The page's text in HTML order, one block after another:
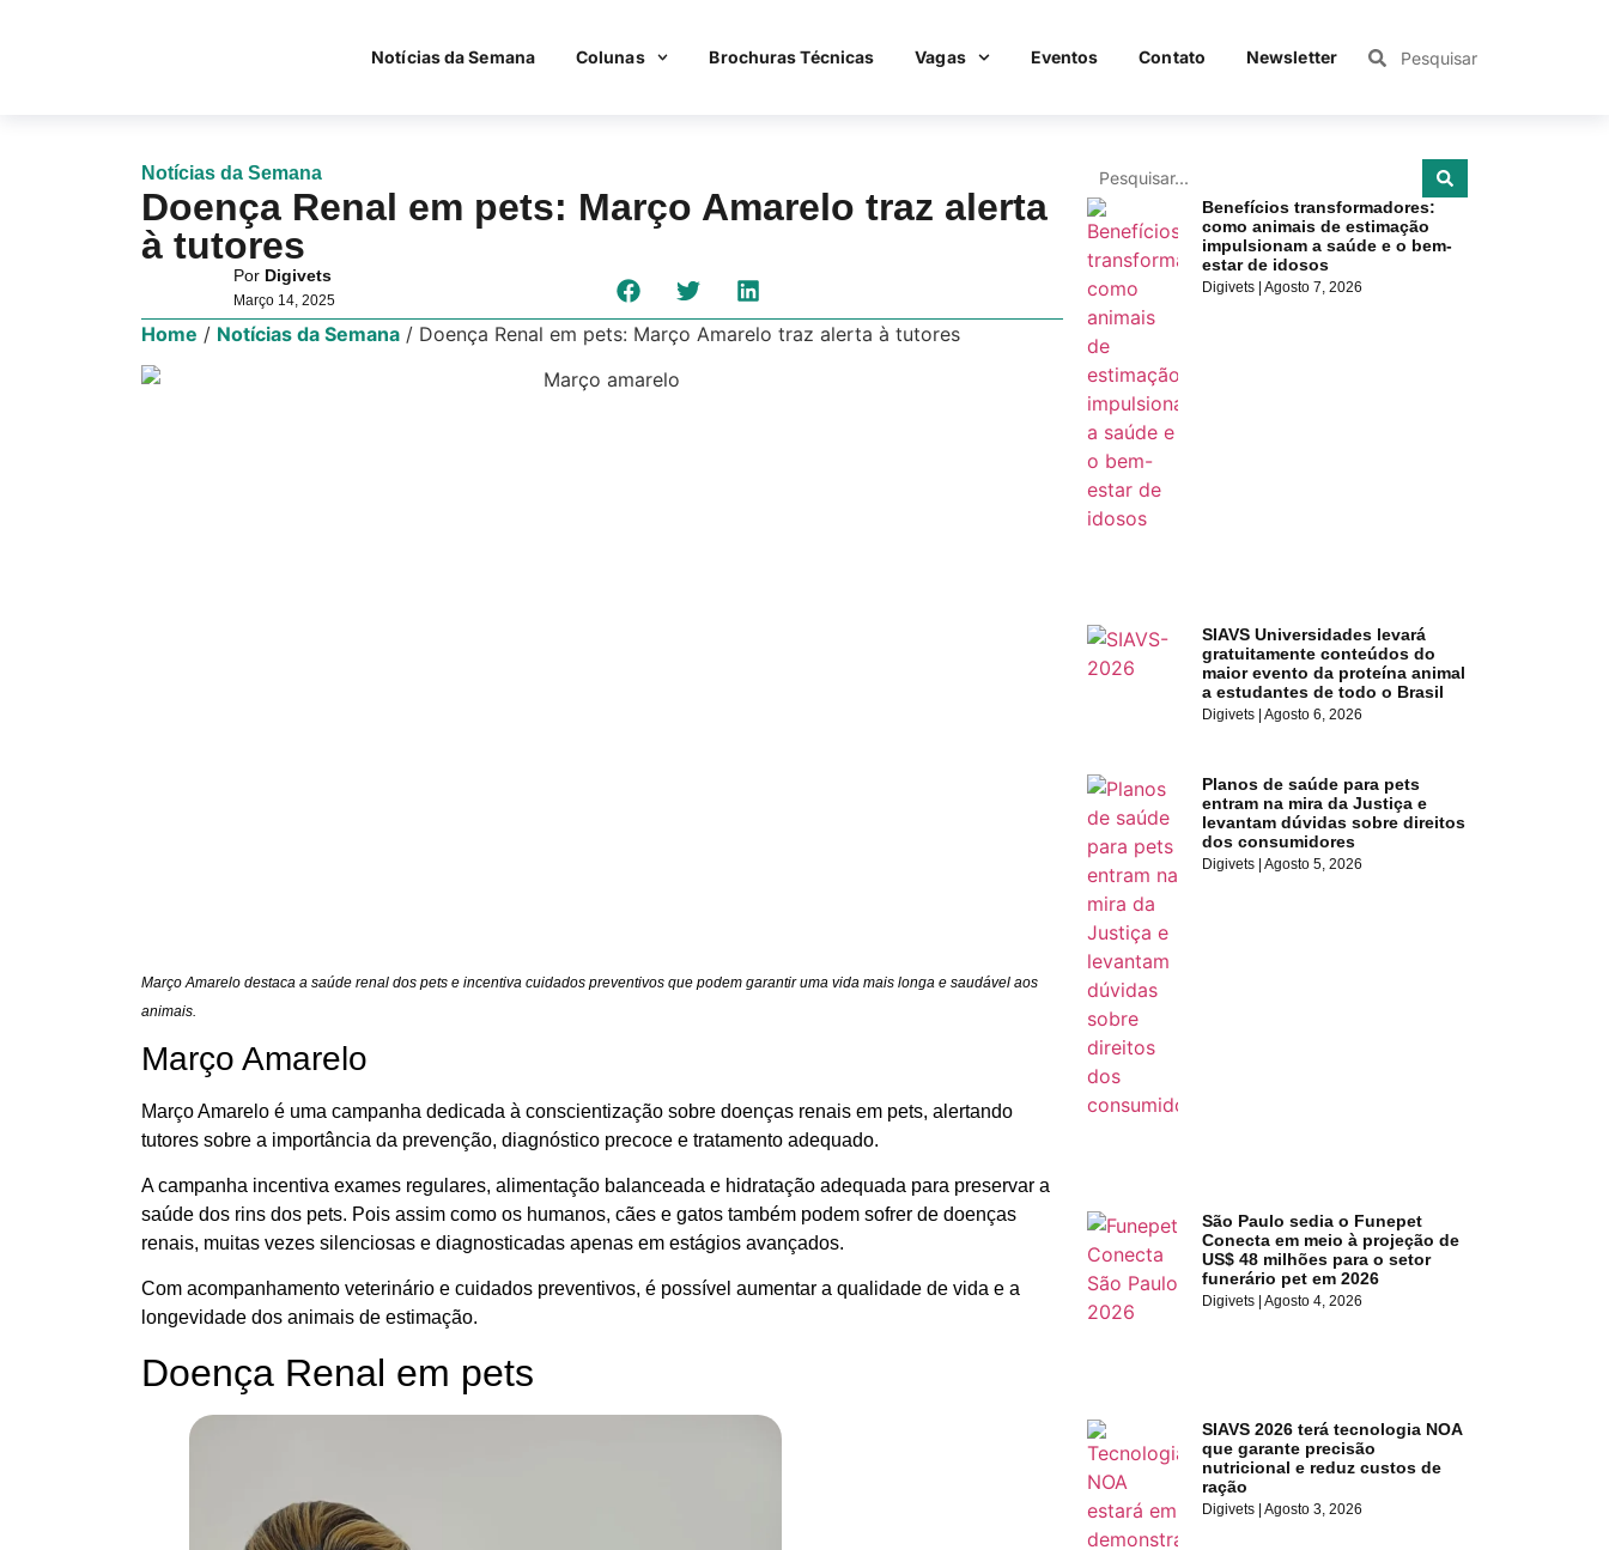
Notícias da Semana Colunas Brochuras Técnicas Vagas Eventos Contato Newsletter
Notícias da Semana
Doença Renal em pets: Março Amarelo traz alerta
à tutores
Por Digivets
Março 14, 2025
Home / Notícias da Semana/ Doença Renal em pets: Março Amarelo traz alerta à tutores
Março Amarelo destaca a saúde renal dos pets e incentiva cuidados preventivos que podem garantir uma vida mais longa e saudável aos
animais.
Março Amarelo
Março Amarelo é uma campanha dedicada à conscientização sobre doenças renais em pets, alertando
tutores sobre a importância da prevenção, diagnóstico precoce e tratamento adequado.
A campanha incentiva exames regulares, alimentação balanceada e hidratação adequada para preservar a
saúde dos rins dos pets. Pois assim como os humanos, cães e gatos também podem sofrer de doenças
renais, muitas vezes silenciosas e diagnosticadas apenas em estágios avançados.
Com acompanhamento veterinário e cuidados preventivos, é possível aumentar a qualidade de vida e a
longevidade dos animais de estimação.
Doença Renal em pets
Benefícios transformadores:
como animais de estimação
impulsionam a saúde e o bem-
estar de idosos
Digivets Agosto 7, 2026
SIAVS Universidades levará
gratuitamente conteúdos do
maior evento da proteína animal
a estudantes de todo o Brasil
Digivets Agosto 6, 2026
Planos de saúde para pets
entram na mira da Justiça e
levantam dúvidas sobre direitos
dos consumidores
Digivets Agosto 5, 2026
São Paulo sedia o Funepet
Conecta em meio à projeção de
US$ 48 milhões para o setor
funerário pet em 2026
Digivets Agosto 4, 2026
SIAVS 2026 terá tecnologia NOA
que garante precisão
nutricional e reduz custos de
ração
Digivets Agosto 3, 2026